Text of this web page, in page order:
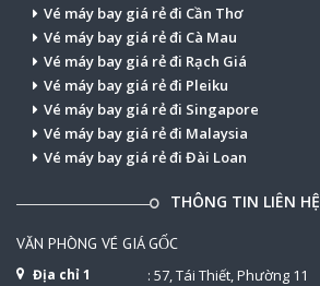
Vé máy bay giá rẻ đi Cần Thơ
Vé máy bay giá rẻ đi Cà Mau
Vé máy bay giá rẻ đi Rạch Giá
Vé máy bay giá rẻ đi Pleiku
Vé máy bay giá rẻ đi Singapore
Vé máy bay giá rẻ đi Malaysia
Vé máy bay giá rẻ đi Đài Loan
THÔNG TIN LIÊN HỆ
VĂN PHÒNG VÉ GIÁ GỐC
Địa chỉ 1 : 57, Tái Thiết, Phường 11